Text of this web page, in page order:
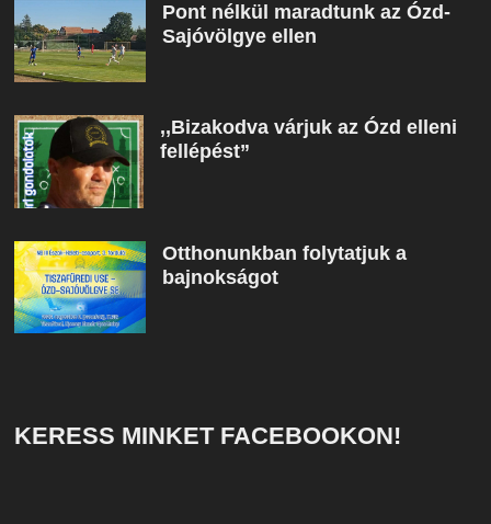
Pont nélkül maradtunk az Ózd-
Sajóvölgye ellen
,,Bizakodva várjuk az Ózd elleni
fellépést”
Otthonunkban folytatjuk a
bajnokságot
KERESS MINKET FACEBOOKON!